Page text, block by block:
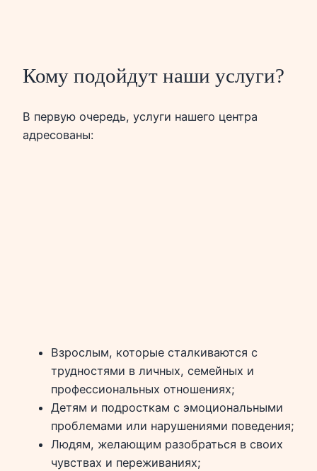
Кому подойдут наши услуги?
В первую очередь, услуги нашего центра
адресованы:
Взрослым, которые сталкиваются с
трудностями в личных, семейных и
профессиональных отношениях;
Детям и подросткам с эмоциональными
проблемами или нарушениями поведения;
Людям, желающим разобраться в своих
чувствах и переживаниях;